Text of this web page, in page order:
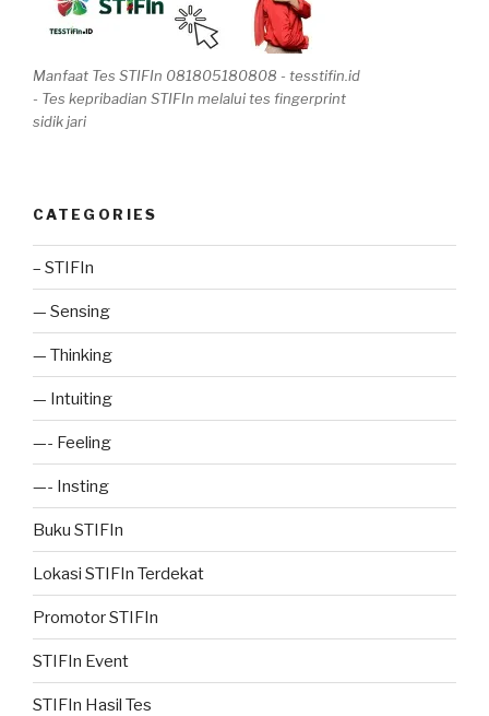
Manfaat Tes STIFIn 081805180808 - tesstifin.id
- Tes kepribadian STIFIn melalui tes fingerprint
sidik jari
CATEGORIES
– STIFIn
— Sensing
— Thinking
— Intuiting
—- Feeling
—- Insting
Buku STIFIn
Lokasi STIFIn Terdekat
Promotor STIFIn
STIFIn Event
STIFIn Hasil Tes